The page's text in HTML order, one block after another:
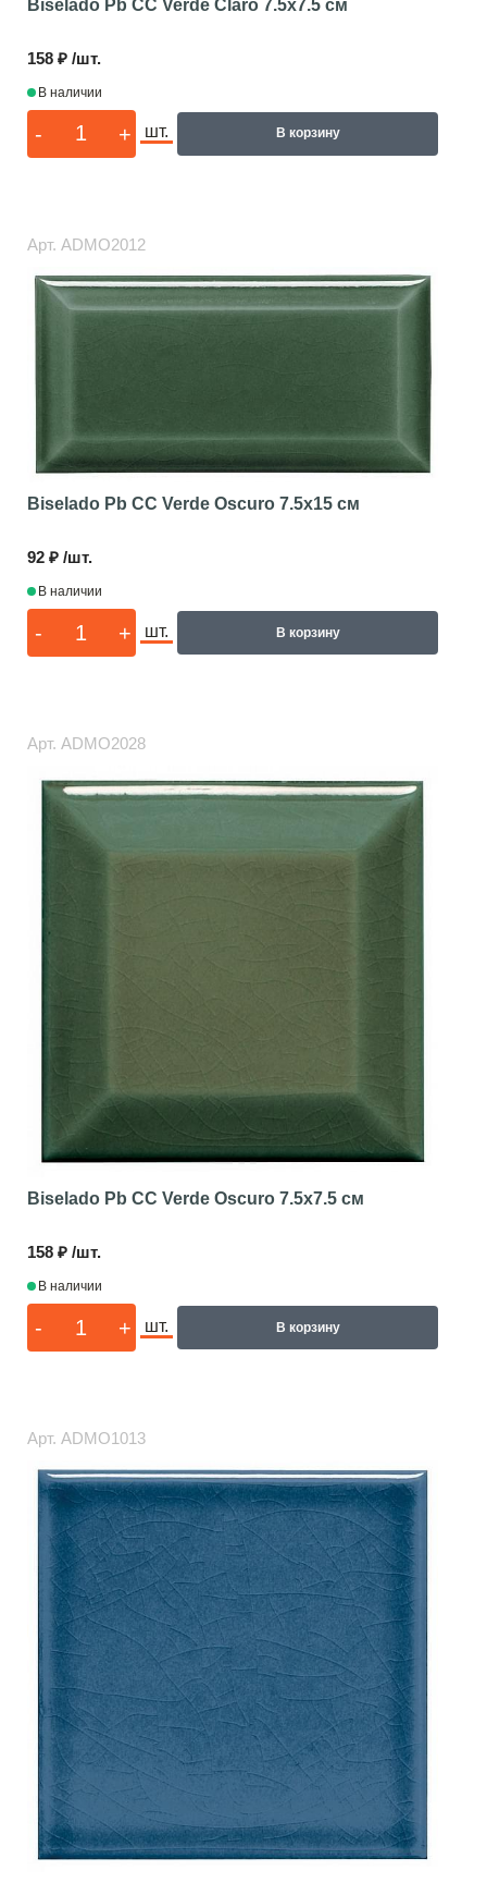
Biselado Pb CC Verde Claro 7.5x7.5 см
158 ₽ /шт.
В наличии
- + шт. В корзину
Арт. ADMO2012
Biselado Pb CC Verde Oscuro 7.5x15 см
92 ₽ /шт.
В наличии
- + шт. В корзину
Арт. ADMO2028
Biselado Pb CC Verde Oscuro 7.5x7.5 см
158 ₽ /шт.
В наличии
- + шт. В корзину
Арт. ADMO1013